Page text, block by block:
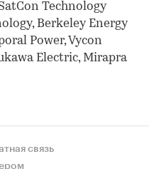
Technology
Berkeley Energy
Power, Vycon
Electric, Mirapra
связь